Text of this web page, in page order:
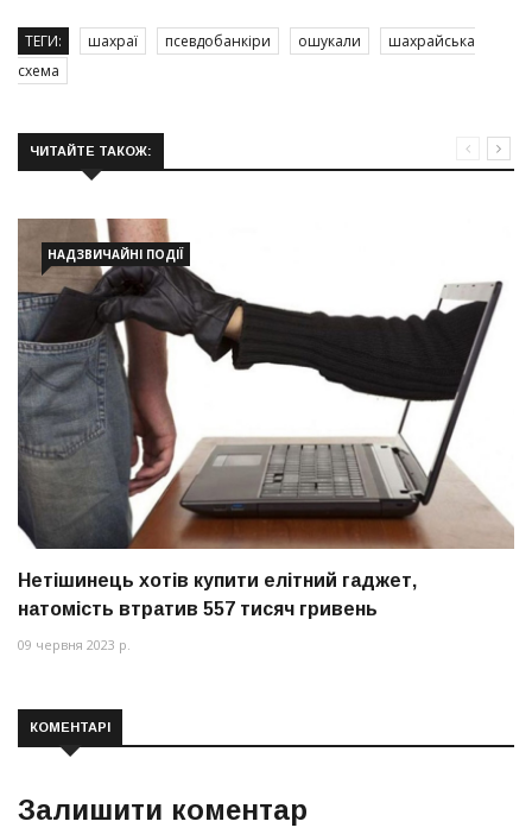
ТЕГИ: шахраї псевдобанкіри ошукали
шахрайська
схема
ЧИТАЙТЕ ТАКОЖ:
НАДЗВИЧАЙНІ ПОДІЇ
Нетішинець хотів купити елітний гаджет,
натомість втратив 557 тисяч гривень
09 червня 2023 р.
КОМЕНТАРІ
Залишити коментар